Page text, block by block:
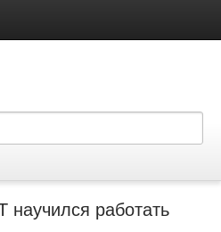
научился работать